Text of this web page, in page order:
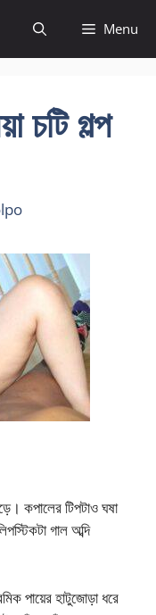
Menu
চটি গল্প
কপালের টিপটাও ঘষা
গাল অব্দি
পায়ের হাটুজোড়া ধরে